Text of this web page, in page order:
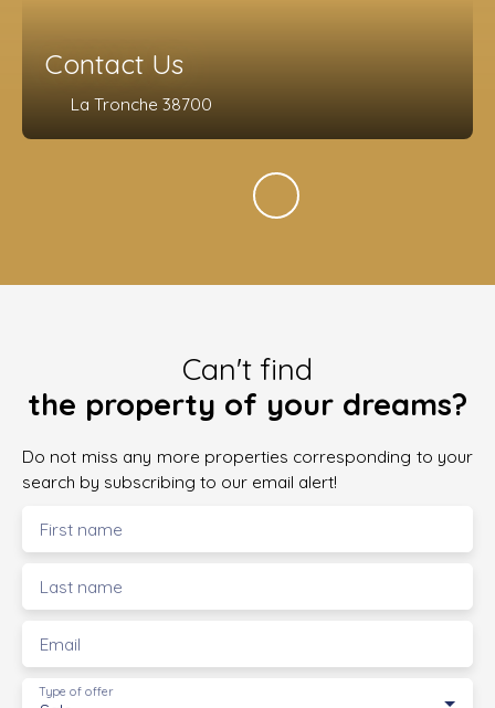
Contact Us
La Tronche 38700
Can't find
the property of your dreams?
Do not miss any more properties corresponding to your
search by subscribing to our email alert!
First name
Last name
Email
Type of offer